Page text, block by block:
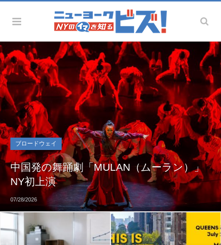
ブロードウェイ
中国発の舞踊劇「MULAN（ムーラン）」
NY初上演
07/28/2026